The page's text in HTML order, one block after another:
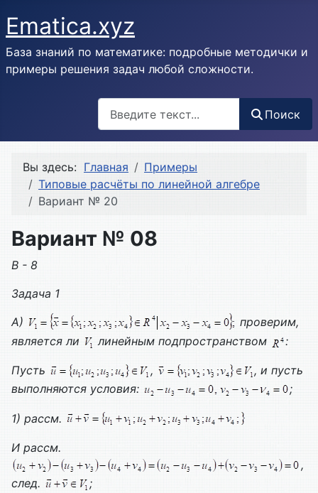
Ematica.xyz
База знаний по математике: подробные методички и
примеры решения задач любой сложности.
Поиск
Вы здесь: Главная
Примеры
Типовые расчёты по линейной алгебре
Вариант № 20
Вариант № 08
В - 8
Задача 1
А)
проверим,
является ли
линейным подпространством :
Пусть ,
, и пусть
выполняются условия:
;
1) рассм.
И рассм.
,
след.
;